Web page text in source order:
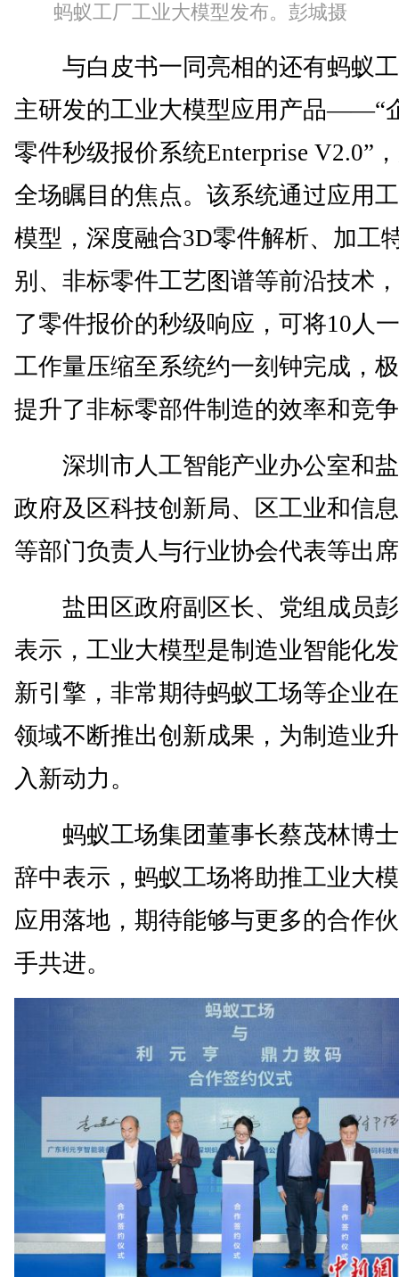
蚂蚁工厂工业大模型发布。彭城摄
与白皮书一同亮相的还有蚂蚁
主研发的工业大模型应用产品——“
零件秒级报价系统Enterprise V2.0”
全场瞩目的焦点。该系统通过应用
模型，深度融合3D零件解析、加工
别、非标零件工艺图谱等前沿技术
了零件报价的秒级响应，可将10人
工作量压缩至系统约一刻钟完成，
提升了非标零部件制造的效率和竞
深圳市人工智能产业办公室和
政府及区科技创新局、区工业和信
等部门负责人与行业协会代表等出
盐田区政府副区长、党组成员
表示，工业大模型是制造业智能化
新引擎，非常期待蚂蚁工场等企业
领域不断推出创新成果，为制造业
入新动力。
蚂蚁工场集团董事长蔡茂林博
辞中表示，蚂蚁工场将助推工业大
应用落地，期待能够与更多的合作
手共进。